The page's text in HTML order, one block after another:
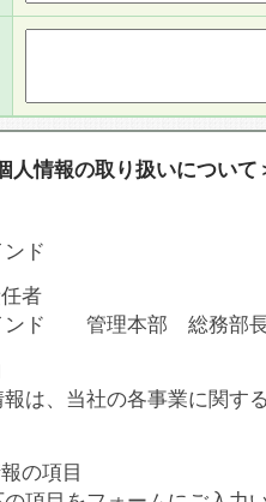
人情報の取り扱いについて
ド
者
ンド 管理本部 総務部
は、当社の各事業に関す
の項目